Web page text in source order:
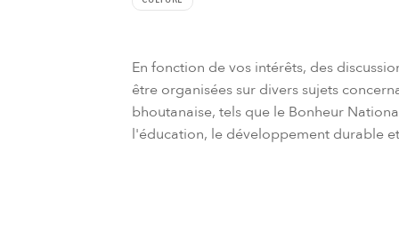
En fonction de vos intérêts, des
être organisées sur divers sujets
bhoutanaise, tels que le Bonheur
l'éducation, le développement durable